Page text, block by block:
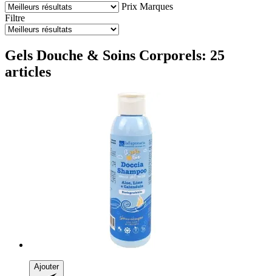
Prix Marques
Filtre
Gels Douche & Soins Corporels: 25
articles
Ajouter